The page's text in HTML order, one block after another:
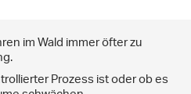
im Wald immer öfter zu
Prozess ist oder ob es